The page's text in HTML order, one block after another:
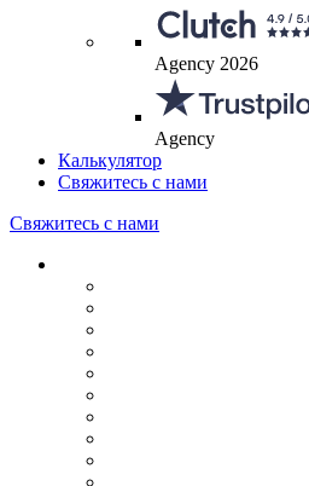
Agency 2026
Agency
Калькулятор
Свяжитесь с нами
Свяжитесь с нами